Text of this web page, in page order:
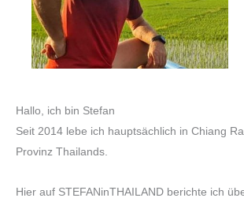
Hallo, ich bin Stefan
Seit 2014 lebe ich hauptsächlich in Chiang
Provinz Thailands.
Hier auf STEFANinTHAILAND berichte ich